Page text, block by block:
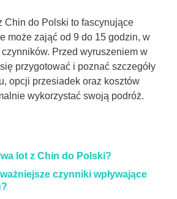
Chin do Polski to fascynujące
może zająć od 9 do 15 godzin, w
Przed wyruszeniem w
przygotować i poznać szczegóły
opcji przesiadek oraz kosztów
wykorzystać swoją podróż.
lot z Chin do Polski?
czynniki wpływające